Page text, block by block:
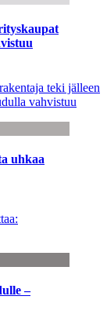
teki jälleen
vahvistuu
uhkaa
–